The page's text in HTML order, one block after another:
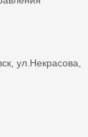
ул.Некрасова,